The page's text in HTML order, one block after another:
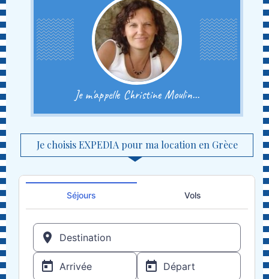
Je m'appelle Christine Moulin...
Je choisis EXPEDIA pour ma location en Grèce